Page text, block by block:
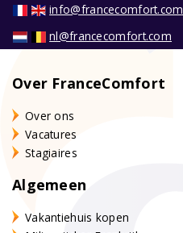
info@francecomfort.com
nl@francecomfort.com
Over FranceComfort
Over ons
Vacatures
Stagiaires
Algemeen
Vakantiehuis kopen